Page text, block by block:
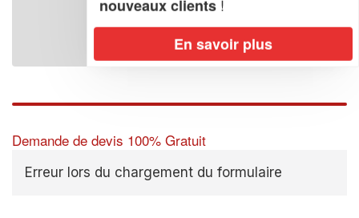
Leaflet| Map data ©OpenStreetMap contributors,CC-BY-SA
Demande de devis 100% Gratuit
Erreur lors du chargement du formulaire
nouveaux clients !
En savoir plus